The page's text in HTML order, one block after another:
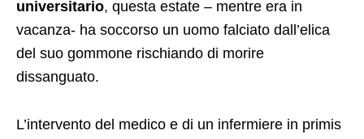
universitario, questa estate – mentre era in
vacanza- ha soccorso un uomo falciato dall’elica
del suo gommone rischiando di morire
dissanguato.
L’intervento del medico e di un infermiere in primis